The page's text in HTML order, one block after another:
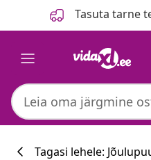
Tasuta tarne
Tagasi lehele: